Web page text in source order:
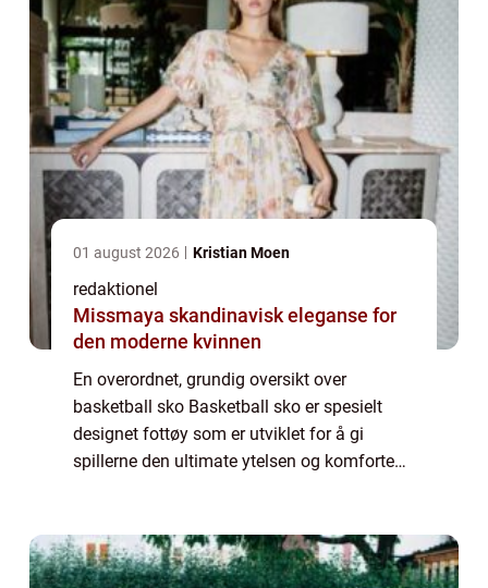
01 august 2026 Kristian Moen
redaktionel
Missmaya skandinavisk eleganse for
den moderne kvinnen
En overordnet, grundig oversikt over
basketball sko Basketball sko er spesielt
designet fottøy som er utviklet for å gi
spillerne den ultimate ytelsen og komforten